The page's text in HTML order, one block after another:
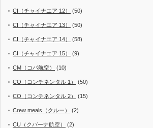
CI（チャイナエア 12） (50)
CI（チャイナエア 13） (50)
CI（チャイナエア 14） (58)
CI（チャイナエア 15） (9)
CM（コパ航空） (10)
CO（コンチネンタル 1） (50)
CO（コンチネンタル 2） (15)
Crew meals（クルー） (2)
CU（クバーナ航空） (2)